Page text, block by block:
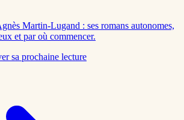
Martin-Lugand : ses romans autonomes,
et par où commencer.
sa prochaine lecture